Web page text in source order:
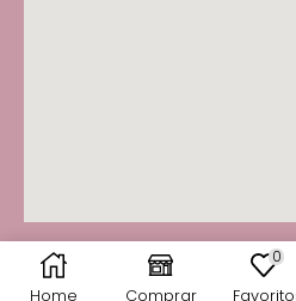
Home Comprar
0
© 2025 Fancy You · Todos